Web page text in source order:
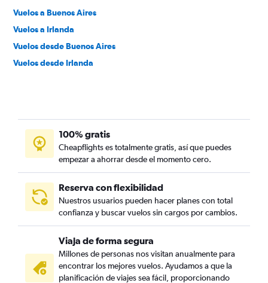
Vuelos a Buenos Aires
Vuelos a Irlanda
Vuelos desde Buenos Aires
Vuelos desde Irlanda
100% gratis
Cheapflights es totalmente gratis, así que puedes
empezar a ahorrar desde el momento cero.
Reserva con flexibilidad
Nuestros usuarios pueden hacer planes con total
confianza y buscar vuelos sin cargos por cambios.
Viaja de forma segura
Millones de personas nos visitan anualmente para
encontrar los mejores vuelos. Ayudamos a que la
planificación de viajes sea fácil, proporcionando